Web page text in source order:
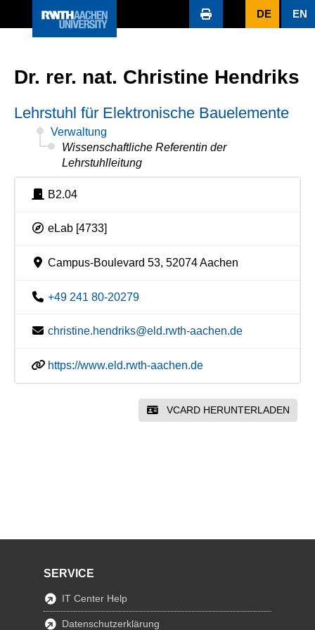
DE EN
Dr. rer. nat. Christine Hendriks
Lehrstuhl für Elektronische Bauelemente
Verwaltung
Wissenschaftliche Referentin der
Lehrstuhlleitung
B2.04
eLab [4733]
Campus-Boulevard 53, 52074 Aachen
+49 241 80-20279
christine.hendriks@eld.rwth-aachen.de
https://www.eld.rwth-aachen.de
VCARD HERUNTERLADEN
SERVICE
IT Center Help
Datenschutzerklärung